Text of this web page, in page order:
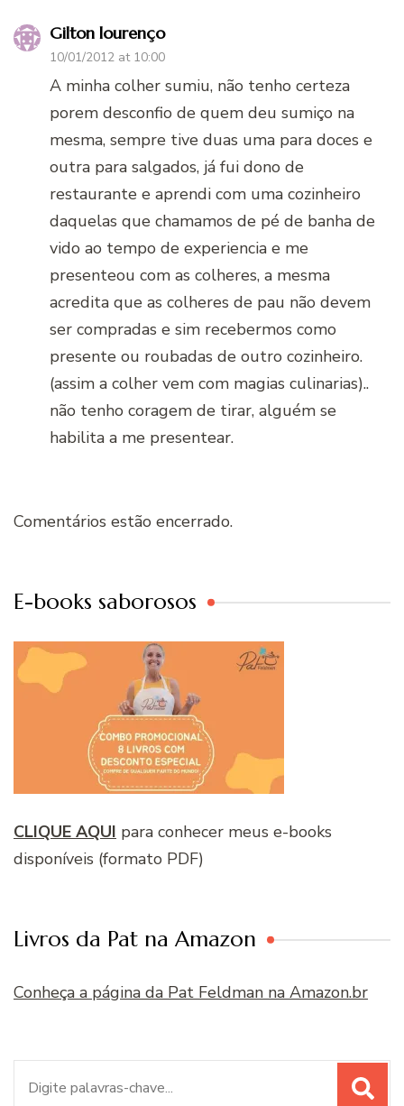
Gilton lourenço
10/01/2012 at 10:00
A minha colher sumiu, não tenho certeza
porem desconfio de quem deu sumiço na
mesma, sempre tive duas uma para doces e
outra para salgados, já fui dono de
restaurante e aprendi com uma cozinheiro
daquelas que chamamos de pé de banha de
vido ao tempo de experiencia e me
presenteou com as colheres, a mesma
acredita que as colheres de pau não devem
ser compradas e sim recebermos como
presente ou roubadas de outro cozinheiro.
(assim a colher vem com magias culinarias)..
não tenho coragem de tirar, alguém se
habilita a me presentear.
Comentários estão encerrado.
E-books saborosos
CLIQUE AQUI para conhecer meus e-books
disponíveis (formato PDF)
Livros da Pat na Amazon
Conheça a página da Pat Feldman na Amazon.br